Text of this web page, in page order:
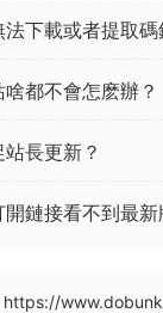
下載或者提取碼
都不會怎麽辦？
長更新？
開鏈接看不到最新
https://